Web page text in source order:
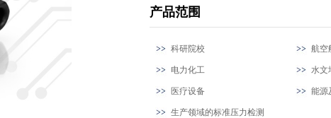
产品范围
科研院校 航空
电力化工 水文
医疗设备 能源
生产领域的标准压力检测